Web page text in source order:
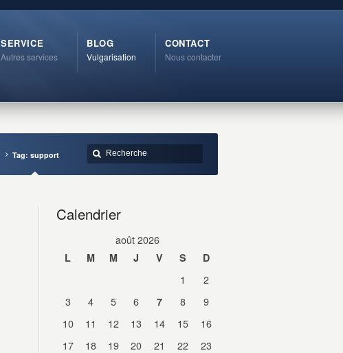
SERVICE
Autres services
BLOG
Vulgarisation
CONTACT
Nous contacter
Tag: support
Calendrier
août 2026
L M M J V S D
1
2
3
4 5 6 7 8
9
10
11 12 13 14 15
16
17
18 19 20 21 22
23